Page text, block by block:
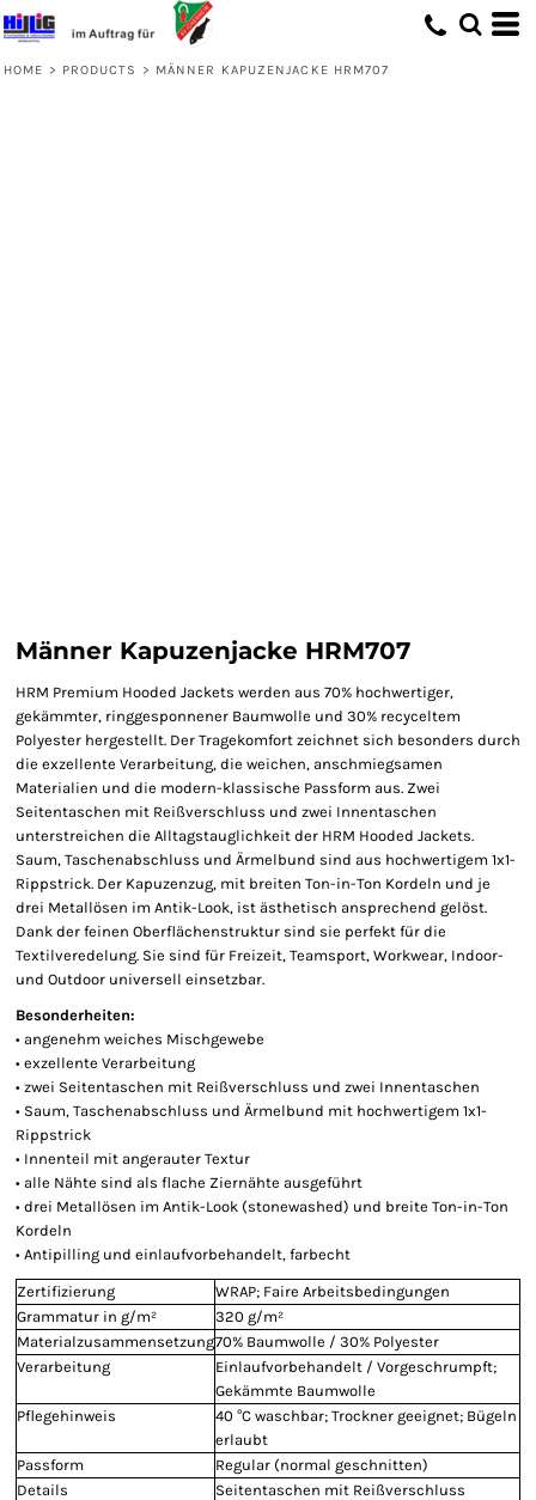
HOME > PRODUCTS > MÄNNER KAPUZENJACKE HRM707
Männer Kapuzenjacke HRM707
HRM Premium Hooded Jackets werden aus 70% hochwertiger,
gekämmter, ringgesponnener Baumwolle und 30% recyceltem
Polyester hergestellt. Der Tragekomfort zeichnet sich besonders durch
die exzellente Verarbeitung, die weichen, anschmiegsamen
Materialien und die modern-klassische Passform aus. Zwei
Seitentaschen mit Reißverschluss und zwei Innentaschen
unterstreichen die Alltagstauglichkeit der HRM Hooded Jackets.
Saum, Taschenabschluss und Ärmelbund sind aus hochwertigem 1x1-
Rippstrick. Der Kapuzenzug, mit breiten Ton-in-Ton Kordeln und je
drei Metallösen im Antik-Look, ist ästhetisch ansprechend gelöst.
Dank der feinen Oberflächenstruktur sind sie perfekt für die
Textilveredelung. Sie sind für Freizeit, Teamsport, Workwear, Indoor-
und Outdoor universell einsetzbar.
Besonderheiten:
• angenehm weiches Mischgewebe
• exzellente Verarbeitung
• zwei Seitentaschen mit Reißverschluss und zwei Innentaschen
• Saum, Taschenabschluss und Ärmelbund mit hochwertigem 1x1-
Rippstrick
• Innenteil mit angerauter Textur
• alle Nähte sind als flache Ziernähte ausgeführt
• drei Metallösen im Antik-Look (stonewashed) und breite Ton-in-Ton
Kordeln
• Antipilling und einlaufvorbehandelt, farbecht
Zertifizierung
WRAP; Faire Arbeitsbedingungen
Grammatur in g/m²
320 g/m²
Materialzusammensetzung70% Baumwolle / 30% Polyester
Verarbeitung
Einlaufvorbehandelt / Vorgeschrumpft;
Gekämmte Baumwolle
Pflegehinweis
40 °C waschbar; Trockner geeignet; Bügeln
erlaubt
Passform
Regular (normal geschnitten)
Details
Seitentaschen mit Reißverschluss